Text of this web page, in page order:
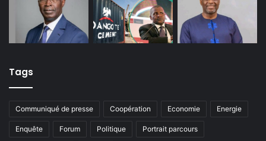
Tags
Communiqué de presse Coopération Economie Energie
Enquête Forum Politique Portrait parcours